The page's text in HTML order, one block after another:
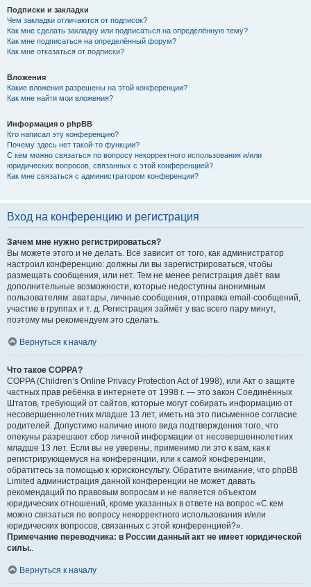
Подписки и закладки
Чем закладки отличаются от подписок?
Как мне сделать закладку или подписаться на определённую тему?
Как мне подписаться на определённый форум?
Как мне отказаться от подписки?
Вложения
Какие вложения разрешены на этой конференции?
Как мне найти мои вложения?
Информация о phpBB
Кто написал эту конференцию?
Почему здесь нет такой-то функции?
С кем можно связаться по вопросу некорректного использования и/или
юридических вопросов, связанных с этой конференцией?
Как мне связаться с администратором конференции?
Вход на конференцию и регистрация
Зачем мне нужно регистрироваться?
Вы можете этого и не делать. Всё зависит от того, как администратор
настроил конференцию: должны ли вы зарегистрироваться, чтобы
размещать сообщения, или нет. Тем не менее регистрация даёт вам
дополнительные возможности, которые недоступны анонимным
пользователям: аватары, личные сообщения, отправка email-сообщений,
участие в группах и т. д. Регистрация займёт у вас всего пару минут,
поэтому мы рекомендуем это сделать.
Вернуться к началу
Что такое COPPA?
COPPA (Children’s Online Privacy Protection Act of 1998), или Акт о защите
частных прав ребёнка в интернете от 1998 г. — это закон Соединённых
Штатов, требующий от сайтов, которые могут собирать информацию от
несовершеннолетних младше 13 лет, иметь на это письменное согласие
родителей. Допустимо наличие иного вида подтверждения того, что
опекуны разрешают сбор личной информации от несовершеннолетних
младше 13 лет. Если вы не уверены, применимо ли это к вам, как к
регистрирующемуся на конференции, или к самой конференции,
обратитесь за помощью к юрисконсульту. Обратите внимание, что phpBB
Limited администрация данной конференции не может давать
рекомендаций по правовым вопросам и не является объектом
юридических отношений, кроме указанных в ответе на вопрос «С кем
можно связаться по вопросу некорректного использования и/или
юридических вопросов, связанных с этой конференцией?».
Примечание переводчика: в России данный акт не имеет юридической
силы..
Вернуться к началу